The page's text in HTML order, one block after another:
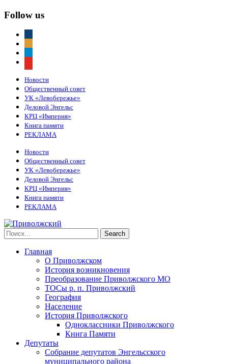
Follow us
Новости
Общественный совет
УК «Левобережье»
Деловой Энгельс
КРЦ «Империя»
Книга памяти
РЕКЛАМА
Новости
Общественный совет
УК «Левобережье»
Деловой Энгельс
КРЦ «Империя»
Книга памяти
РЕКЛАМА
Главная
О Приволжском
История возникновения
Преобразование Приволжского МО
ТОСы р. п. Приволжский
География
Население
История Приволжского
Одноклассники Приволжского
Книга Памяти
Депутаты
Собрание депутатов Энгельсского
муниципального района